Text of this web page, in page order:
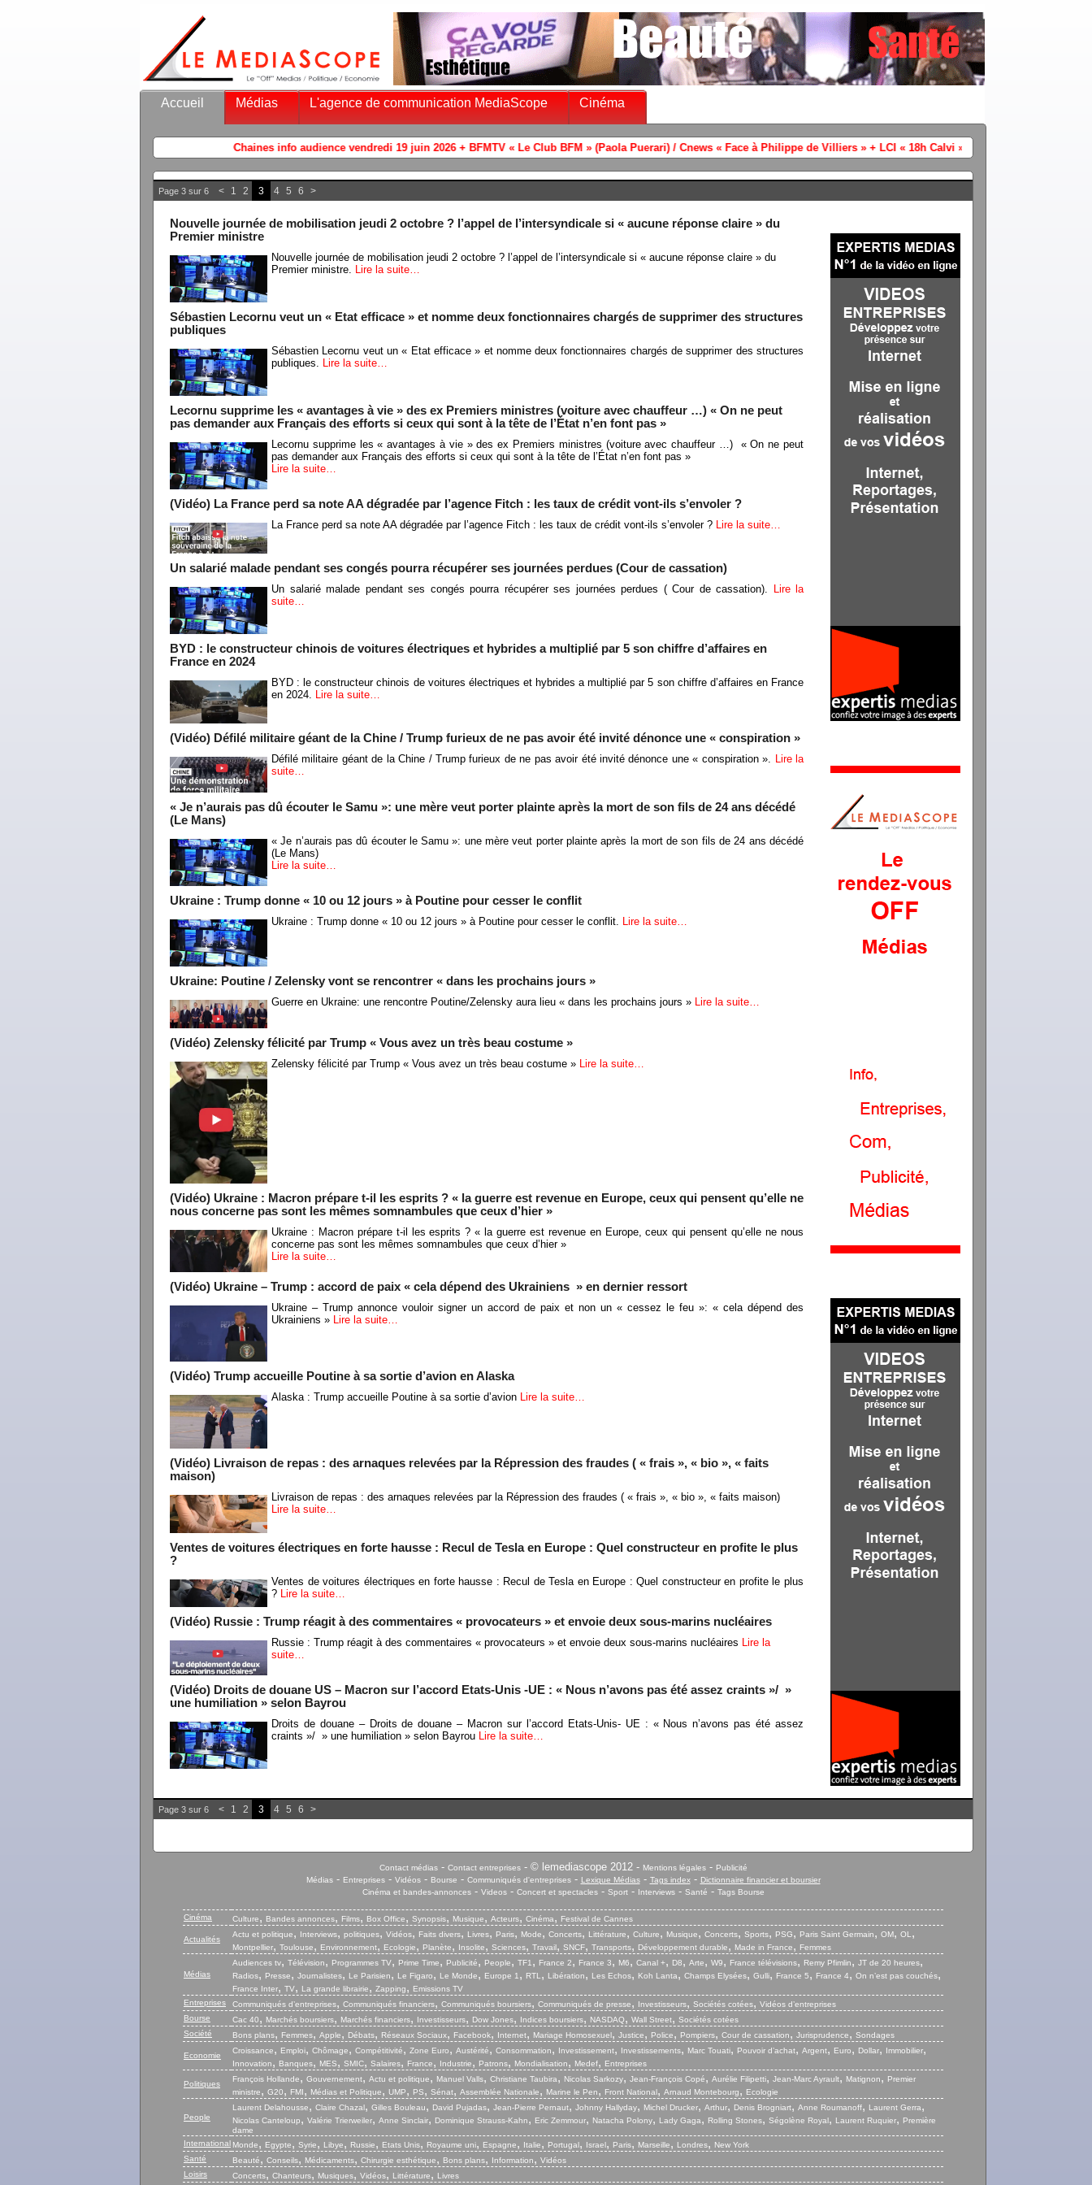
Accueil Médias L'agence de communication MediaScope Cinéma
Chaines info audience
Page 3 sur 6 < 1 2 3 4 5 6 >
Nouvelle journée de mobilisation jeudi 2 octobre ? l’appel de l’intersyndicale si « aucune réponse claire » du
Premier ministre
Nouvelle journée de mobilisation jeudi 2 octobre ? l’appel de l’intersyndicale si « aucune réponse claire » du
Premier ministre. Lire la suite…
Sébastien Lecornu veut un « Etat efficace » et nomme deux fonctionnaires chargés de supprimer des structures
publiques
Sébastien Lecornu veut un « Etat efficace » et nomme deux fonctionnaires chargés de supprimer des structures
publiques. Lire la suite…
Lecornu supprime les « avantages à vie » des ex Premiers ministres (voiture avec chauffeur …) « On ne peut
pas demander aux Français des efforts si ceux qui sont à la tête de l’État n’en font pas »
Lecornu supprime les « avantages à vie » des ex Premiers ministres (voiture avec chauffeur …) « On ne peut
pas demander aux Français des efforts si ceux qui sont à la tête de l’État n’en font pas »
Lire la suite…
(Vidéo) La France perd sa note AA dégradée par l’agence Fitch : les taux de crédit vont-ils s’envoler ?
La France perd sa note AA dégradée par l’agence Fitch : les taux de crédit vont-ils s’envoler ? Lire la suite…
Un salarié malade pendant ses congés pourra récupérer ses journées perdues (Cour de cassation)
Un salarié malade pendant ses congés pourra récupérer ses journées perdues ( Cour de cassation). Lire la
suite…
BYD : le constructeur chinois de voitures électriques et hybrides a multiplié par 5 son chiffre d’affaires en
France en 2024
BYD : le constructeur chinois de voitures électriques et hybrides a multiplié par 5 son chiffre d’affaires en France
en 2024. Lire la suite…
(Vidéo) Défilé militaire géant de la Chine / Trump furieux de ne pas avoir été invité dénonce une « conspiration »
Défilé militaire géant de la Chine / Trump furieux de ne pas avoir été invité dénonce une « conspiration ». Lire la
suite…
« Je n’aurais pas dû écouter le Samu »: une mère veut porter plainte après la mort de son fils de 24 ans décédé
(Le Mans)
« Je n’aurais pas dû écouter le Samu »: une mère veut porter plainte après la mort de son fils de 24 ans décédé
(Le Mans)
Lire la suite…
Ukraine : Trump donne « 10 ou 12 jours » à Poutine pour cesser le conflit
Ukraine : Trump donne « 10 ou 12 jours » à Poutine pour cesser le conflit. Lire la suite…
Ukraine: Poutine / Zelensky vont se rencontrer « dans les prochains jours »
Guerre en Ukraine: une rencontre Poutine/Zelensky aura lieu « dans les prochains jours » Lire la suite…
(Vidéo) Zelensky félicité par Trump « Vous avez un très beau costume »
Zelensky félicité par Trump « Vous avez un très beau costume » Lire la suite…
(Vidéo) Ukraine : Macron prépare t-il les esprits ? « la guerre est revenue en Europe, ceux qui pensent qu’elle ne
nous concerne pas sont les mêmes somnambules que ceux d’hier »
Ukraine : Macron prépare t-il les esprits ? « la guerre est revenue en Europe, ceux qui pensent qu’elle ne nous
concerne pas sont les mêmes somnambules que ceux d’hier »
Lire la suite…
(Vidéo) Ukraine – Trump : accord de paix « cela dépend des Ukrainiens » en dernier ressort
Ukraine – Trump annonce vouloir signer un accord de paix et non un « cessez le feu »: « cela dépend des
Ukrainiens »
Lire la suite…
(Vidéo) Trump accueille Poutine à sa sortie d’avion en Alaska
Alaska : Trump accueille Poutine à sa sortie d’avion Lire la suite…
(Vidéo) Livraison de repas : des arnaques relevées par la Répression des fraudes ( « frais », « bio », « faits
maison)
Livraison de repas : des arnaques relevées par la Répression des fraudes ( « frais », « bio », « faits maison)
Lire la suite…
Ventes de voitures électriques en forte hausse : Recul de Tesla en Europe : Quel constructeur en profite le plus
?
Ventes de voitures électriques en forte hausse : Recul de Tesla en Europe : Quel constructeur en profite le plus
? Lire la suite…
(Vidéo) Russie : Trump réagit à des commentaires « provocateurs » et envoie deux sous-marins nucléaires
Russie : Trump réagit à des commentaires « provocateurs » et envoie deux sous-marins nucléaires Lire la
suite…
(Vidéo) Droits de douane US – Macron sur l’accord Etats-Unis -UE : « Nous n’avons pas été assez craints »/ »
une humiliation » selon Bayrou
Droits de douane – Droits de douane – Macron sur l’accord Etats-Unis- UE : « Nous n’avons pas été assez
craints »/ » une humiliation » selon Bayrou Lire la suite…
Page 3 sur 6 < 1 2 3 4 5 6 >
Contact médias- Contact entreprises- © lemediascope 2012 - Mentions légales- Publicité
Médias- Entreprises- Vidéos- Bourse - Communiqués d'entreprises- Lexique Médias- Tags index- Dictionnaire financier et boursier
Cinéma et bandes-annonces- Videos- Concert et spectacles- Sport- Interviews- Santé - Tags Bourse
Cinéma Culture, Bandes annonces, Films, Box Office, Synopsis, Musique, Acteurs, Cinéma, Festival de Cannes
Actualités
Actu et politique, Interviews, politiques, Vidéos, Faits divers, Livres, Paris, Mode, Concerts, Littérature, Culture, Musique, Concerts, Sports, PSG, Paris Saint Germain, OM, OL ,
Montpellier, Toulouse, Environnement, Ecologie, Planète, Insolite, Sciences, Travail, SNCF, Transports, Développement durable, Made in France, Femmes
Médias
Audiences tv, Télévision, Programmes TV, Prime Time, Publicité, People, TF1 , France 2, France 3, M6, Canal +, D8, Arte, W9, France télévisions, Remy Pfimlin, JT de 20 heures,
Radios, Presse, Journalistes, Le Parisien, Le Figaro, Le Monde, Europe 1 , RTL , Libération, Les Echos, Koh Lanta, Champs Elysées, Gulli, France 5, France 4, On n’est pas couchés,
France Inter, TV, La grande librairie, Zapping, Emissions TV
Entreprises
Communiqués d’entreprises, Communiqués financiers, Communiqués boursiers, Communiqués de presse, Investisseurs, Sociétés cotées, Vidéos d’entreprises
Bourse
Cac 40, Marchés boursiers, Marchés financiers, Investisseurs, Dow Jones, Indices boursiers, NASDAQ, Wall Street, Sociétés cotées
Société
Bons plans, Femmes, Apple, Débats, Réseaux Sociaux, Facebook, Internet, Mariage Homosexuel, Justice, Police, Pompiers, Cour de cassation, Jurisprudence, Sondages
Economie
Croissance, Emploi, Chômage, Compétitivité, Zone Euro, Austérité, Consommation, Investissement, Investissements, Marc Touati, Pouvoir d’achat, Argent, Euro, Dollar, Immobilier,
Innovation, Banques, MES, SMIC, Salaires, France, Industrie, Patrons, Mondialisation, Medef, Entreprises
Politiques
François Hollande, Gouvernement, Actu et politique, Manuel Valls, Christiane Taubira, Nicolas Sarkozy, Jean-François Copé, Aurélie Filipetti, Jean-Marc Ayrault, Matignon, Premier
ministre, G20, FMI, Médias et Politique, UMP, PS, Sénat, Assemblée Nationale, Marine le Pen, Front National, Arnaud Montebourg, Ecologie
People
Laurent Delahousse, Claire Chazal, Gilles Bouleau, David Pujadas, Jean-Pierre Pernaut, Johnny Hallyday, Michel Drucker, Arthur, Denis Brogniart, Anne Roumanoff, Laurent Gerra,
Nicolas Canteloup, Valérie Trierweiler, Anne Sinclair, Dominique Strauss-Kahn, Eric Zemmour, Natacha Polony, Lady Gaga, Rolling Stones, Ségolène Royal, Laurent Ruquier, Première
dame
International Monde, Egypte, Syrie, Libye, Russie, Etats Unis, Royaume uni, Espagne, Italie, Portugal, Israel, Paris, Marseille, Londres, New York
Santé
Beauté, Conseils, Médicaments, Chirurgie esthétique, Bons plans, Information, Vidéos
Loisirs
Concerts, Chanteurs, Musiques, Vidéos, Littérature, Livres